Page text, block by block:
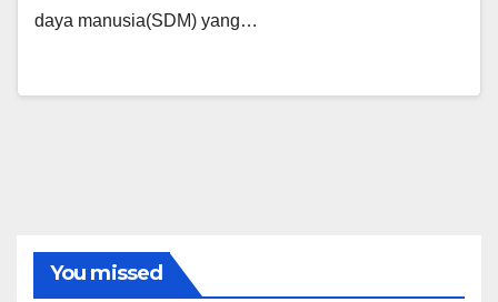
daya manusia(SDM) yang…
You missed